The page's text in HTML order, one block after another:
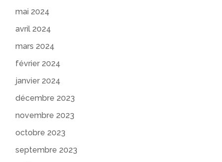
mai 2024
avril 2024
mars 2024
février 2024
janvier 2024
décembre 2023
novembre 2023
octobre 2023
septembre 2023